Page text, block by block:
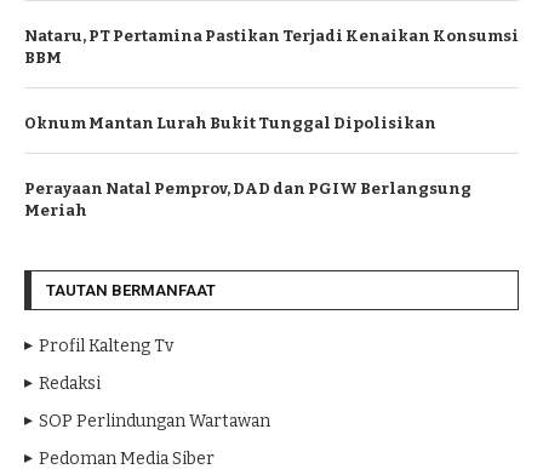
Nataru, PT Pertamina Pastikan Terjadi Kenaikan Konsumsi
BBM
Oknum Mantan Lurah Bukit Tunggal Dipolisikan
Perayaan Natal Pemprov, DAD dan PGIW Berlangsung
Meriah
TAUTAN BERMANFAAT
Profil Kalteng Tv
Redaksi
SOP Perlindungan Wartawan
Pedoman Media Siber